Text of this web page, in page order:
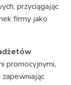
przyciągając
firmy jako
promocyjnymi,